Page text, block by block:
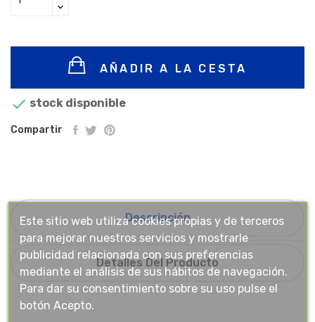
AÑADIR A LA CESTA
 stock disponible
Compartir
Descripción
Detalles Del Producto
Este sitio web utiliza cookies propias y de terceros
para mejorar nuestros servicios y mostrarle
publicidad relacionada con sus preferencias
mediante el análisis de sus hábitos de navegación.
Para dar su consentimiento sobre su uso pulse el
botón Acepto.